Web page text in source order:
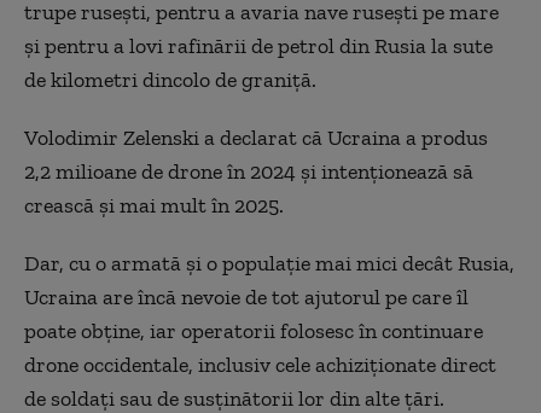
trupe rusești, pentru a avaria nave rusești pe mare
și pentru a lovi rafinării de petrol din Rusia la sute
de kilometri dincolo de graniță.
Volodimir Zelenski a declarat că Ucraina a produs
2,2 milioane de drone în 2024 și intenționează să
crească și mai mult în 2025.
Dar, cu o armată și o populație mai mici decât Rusia,
Ucraina are încă nevoie de tot ajutorul pe care îl
poate obține, iar operatorii folosesc în continuare
drone occidentale, inclusiv cele achiziționate direct
de soldați sau de susținătorii lor din alte țări.